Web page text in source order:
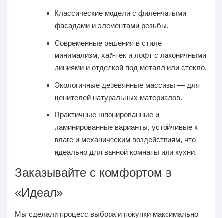
Классические модели с филенчатыми
фасадами и элементами резьбы.
Современные решения в стиле
минимализм, хай-тек и лофт с лаконичными
линиями и отделкой под металл или стекло.
Экологичные деревянные массивы — для
ценителей натуральных материалов.
Практичные шпонированные и
ламинированные варианты, устойчивые к
влаге и механическим воздействиям, что
идеально для ванной комнаты или кухни.
Заказывайте с комфортом в
«Идеал»
Мы сделали процесс выбора и покупки максимально